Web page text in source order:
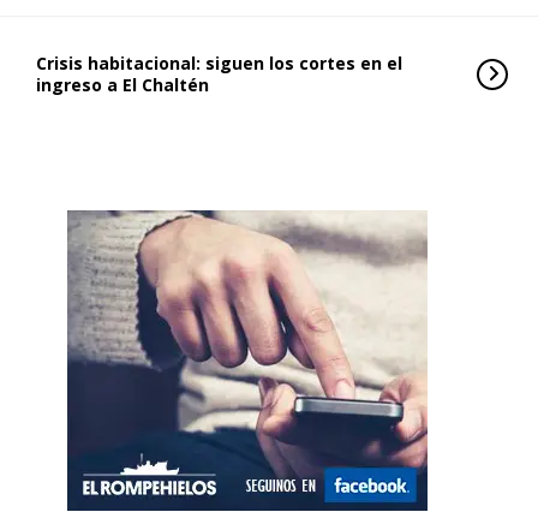
Crisis habitacional: siguen los cortes en el
ingreso a El Chaltén